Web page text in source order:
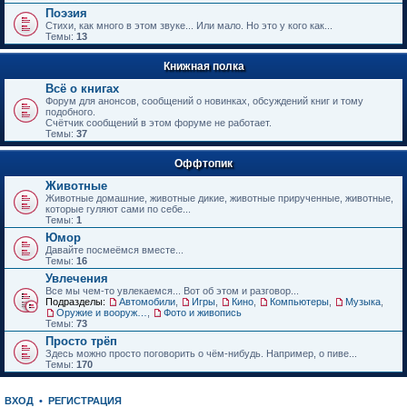
е
н
и
ю
Поэзия
Стихи, как много в этом звуке... Или мало. Но это у кого как...
Темы: 13
Книжная полка
Всё о книгах
Форум для анонсов, сообщений о новинках, обсуждений книг и тому
подобного.
Счётчик сообщений в этом форуме не работает.
Темы: 37
Оффтопик
Животные
Животные домашние, животные дикие, животные прирученные, животные,
которые гуляют сами по себе...
Темы: 1
Юмор
Давайте посмеёмся вместе...
Темы: 16
Увлечения
Все мы чем-то увлекаемся... Вот об этом и разговор...
Подразделы:
Автомобили Игры Кино Компьютеры Музыка
Фото и живопись
Темы: 73
Просто трёп
Здесь можно просто поговорить о чём-нибудь. Например, о пиве...
Темы: 170
ВХОД • РЕГИСТРАЦИЯ